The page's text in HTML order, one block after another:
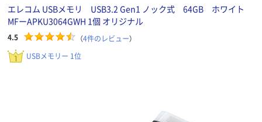
エレコム USBメモリ USB3.2 Gen1 ノック式 64GB ホワイト
MFーAPKU3064GWH 1個 オリジナル
4.5 （4件のレビュー）
USBメモリー 1位